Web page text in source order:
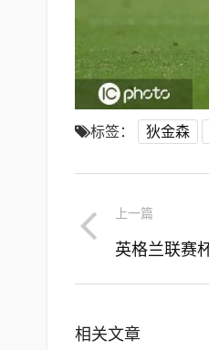
标签： 狄金森
上一篇
相关文章